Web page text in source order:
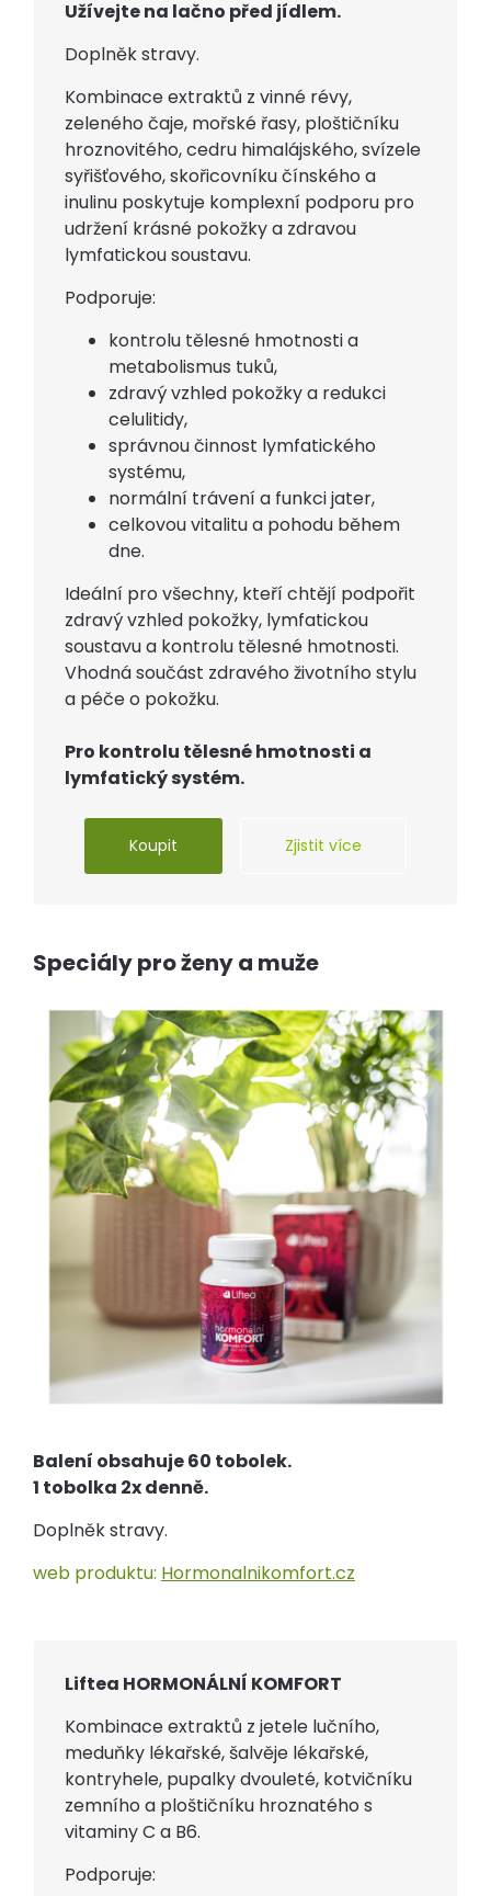
Užívejte na lačno před jídlem.
Doplněk stravy.
Kombinace extraktů z vinné révy,
zeleného čaje, mořské řasy, ploštičníku
hroznovitého, cedru himalájského, svízele
syřišťového, skořicovníku čínského a
inulinu poskytuje komplexní podporu pro
udržení krásné pokožky a zdravou
lymfatickou soustavu.
Podporuje:
kontrolu tělesné hmotnosti a
metabolismus tuků,
zdravý vzhled pokožky a redukci
celulitidy,
správnou činnost lymfatického
systému,
normální trávení a funkci jater,
celkovou vitalitu a pohodu během
dne.
Ideální pro všechny, kteří chtějí podpořit
zdravý vzhled pokožky, lymfatickou
soustavu a kontrolu tělesné hmotnosti.
Vhodná součást zdravého životního stylu
a péče o pokožku.
Pro kontrolu tělesné hmotnosti a
lymfatický systém.
Koupit Zjistit více
Speciály pro ženy a muže
Balení obsahuje 60 tobolek.
1 tobolka 2x denně.
Doplněk stravy.
web produktu: Hormonalnikomfort.cz
Liftea HORMONÁLNÍ KOMFORT
Kombinace extraktů z jetele lučního,
meduňky lékařské, šalvěje lékařské,
kontryhele, pupalky dvouleté, kotvičníku
zemního a ploštičníku hroznatého s
vitaminy C a B6.
Podporuje: